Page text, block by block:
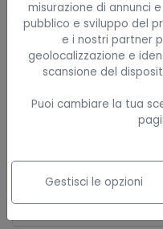
Quanti sono i
Fatturazione: Ragione
Indirizzo (sede legale)
misurazione di annunci
pubblico e sviluppo del
e i nostri partner
geolocalizzazione e
scansione del
Puoi cambiare la tua
Gestisci le opzioni